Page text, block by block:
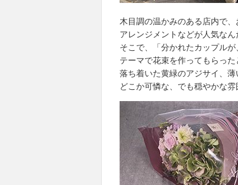
木目調の温かみのある店内で
アレンジメントなどが人気なん
そこで、「分かれたカップル
テーマで花束を作ってもらった
落ち着いた黄緑のアジサイ、
どこか可憐な、でも穏やかな